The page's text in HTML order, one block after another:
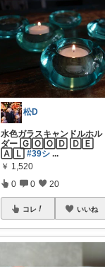
松D
水色ガラスキャンドルホル
ダー 🄶🄾🄾🄳 🄳🄴
🄰🄻#39シ ...
￥ 1,520
0 0 20
コレ いいね